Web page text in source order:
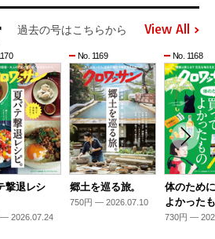
過去の号はこちらから View All
撃退レシ
2026.07.24
No. 1169
郷土を巡る旅。
750円 — 2026.07.10
No. 1168
体のため
よかった
730円 —